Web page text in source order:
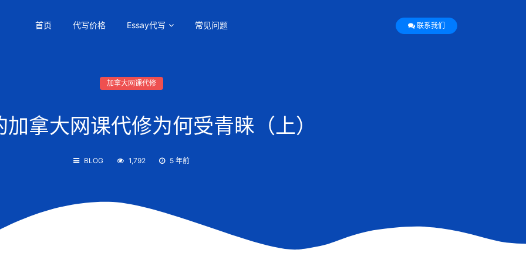
首页 代写价格 Essay代写 常见问题 联系我们
加拿大网课代修
加拿大网课代修为何受青睐（上）
BLOG 1,792 5 年前